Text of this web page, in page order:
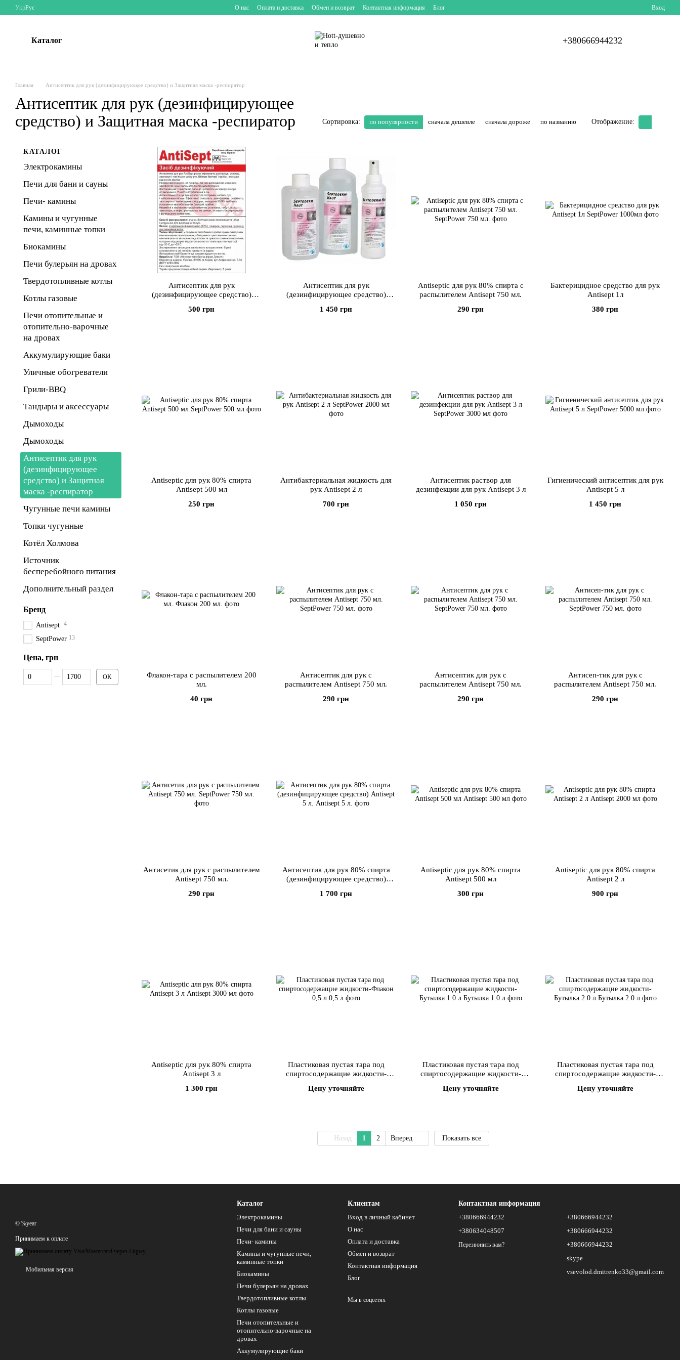
Перейти к основному контенту
УкрРус О нас Оплата и доставка Обмен и возврат Контактная информация Блог Вход
Каталог +380666944232
Главная Антисептик для рук (дезинфицирующее средство) и Защитная маска -респиратор
Антисептик для рук (дезинфицирующее
средство) и Защитная маска -респиратор
Сортировка: по популярности сначала дешевле сначала дороже по названию Отображение:
Антисептик для рук
(дезинфицирующее средство)
500 грн
Антисептик для рук
(дезинфицирующее средство)
1 450 грн
Antiseptic для рук 80% спирта с
распылителем Antisept 750 мл.
290 грн
Бактерицидное средство для рук
Antisept 1л
380 грн
Antiseptic для рук 80% спирта
Antisept 500 мл
250 грн
Антибактериальная жидкость для
рук Antisept 2 л
700 грн
Антисептик раствор для
дезинфекции для рук Antisept 3 л
1 050 грн
Гигиенический антисептик для рук
Antisept 5 л
1 450 грн
Флакон-тара с распылителем 200
мл.
40 грн
Антисептик для рук с
распылителем Antisept 750 мл.
290 грн
Антисептик для рук с
распылителем Antisept 750 мл.
290 грн
Антисеп-тик для рук с
распылителем Antisept 750 мл.
290 грн
Антисетик для рук с распылителем
Antisept 750 мл.
290 грн
Антисептик для рук 80% спирта
(дезинфицирующее средство)
1 700 грн
Antiseptic для рук 80% спирта
Antisept 500 мл
300 грн
Antiseptic для рук 80% спирта
Antisept 2 л
900 грн
Antiseptic для рук 80% спирта
Antisept 3 л
1 300 грн
Пластиковая пустая тара под
спиртосодержащие жидкости-
Цену уточняйте
Пластиковая пустая тара под
спиртосодержащие жидкости-
Цену уточняйте
Пластиковая пустая тара под
спиртосодержащие жидкости-
Цену уточняйте
Назад 1 2 Вперед Показать все
КАТАЛОГ
Электрокамины
Печи для бани и сауны
Печи- камины
Камины и чугунные
печи, каминные топки
Биокамины
Печи булерьян на дровах
Твердотопливные котлы
Котлы газовые
Печи отопительные и
отопительно-варочные
на дровах
Аккумулирующие баки
Уличные обогреватели
Грили-BBQ
Тандыры и аксессуары
Дымоходы
Дымоходы
Антисептик для рук
(дезинфицирующее
средство) и Защитная
маска -респиратор
Чугунные печи камины
Топки чугунные
Котёл Холмова
Источник
бесперебойного питания
Дополнительный раздел
Бренд
Antisept 4
SeptPower 13
Цена, грн
От Цена, грн
До Цена, грн
OK
© %year
Принимаем к оплате
Мобильная версия
Каталог
Электрокамины
Печи для бани и сауны
Печи- камины
Камины и чугунные печи,
каминные топки
Биокамины
Печи булерьян на дровах
Твердотопливные котлы
Котлы газовые
Печи отопительные и
отопительно-варочные на
дровах
Аккумулирующие баки
Клиентам
Вход в личный кабинет
О нас
Оплата и доставка
Обмен и возврат
Контактная информация
Блог
Мы в соцсетях
Контактная информация
+380666944232
+380634048507
Перезвонить вам?
+380666944232
+380666944232
+380666944232
skype
vsevolod.dmitrenko33@gmail.com